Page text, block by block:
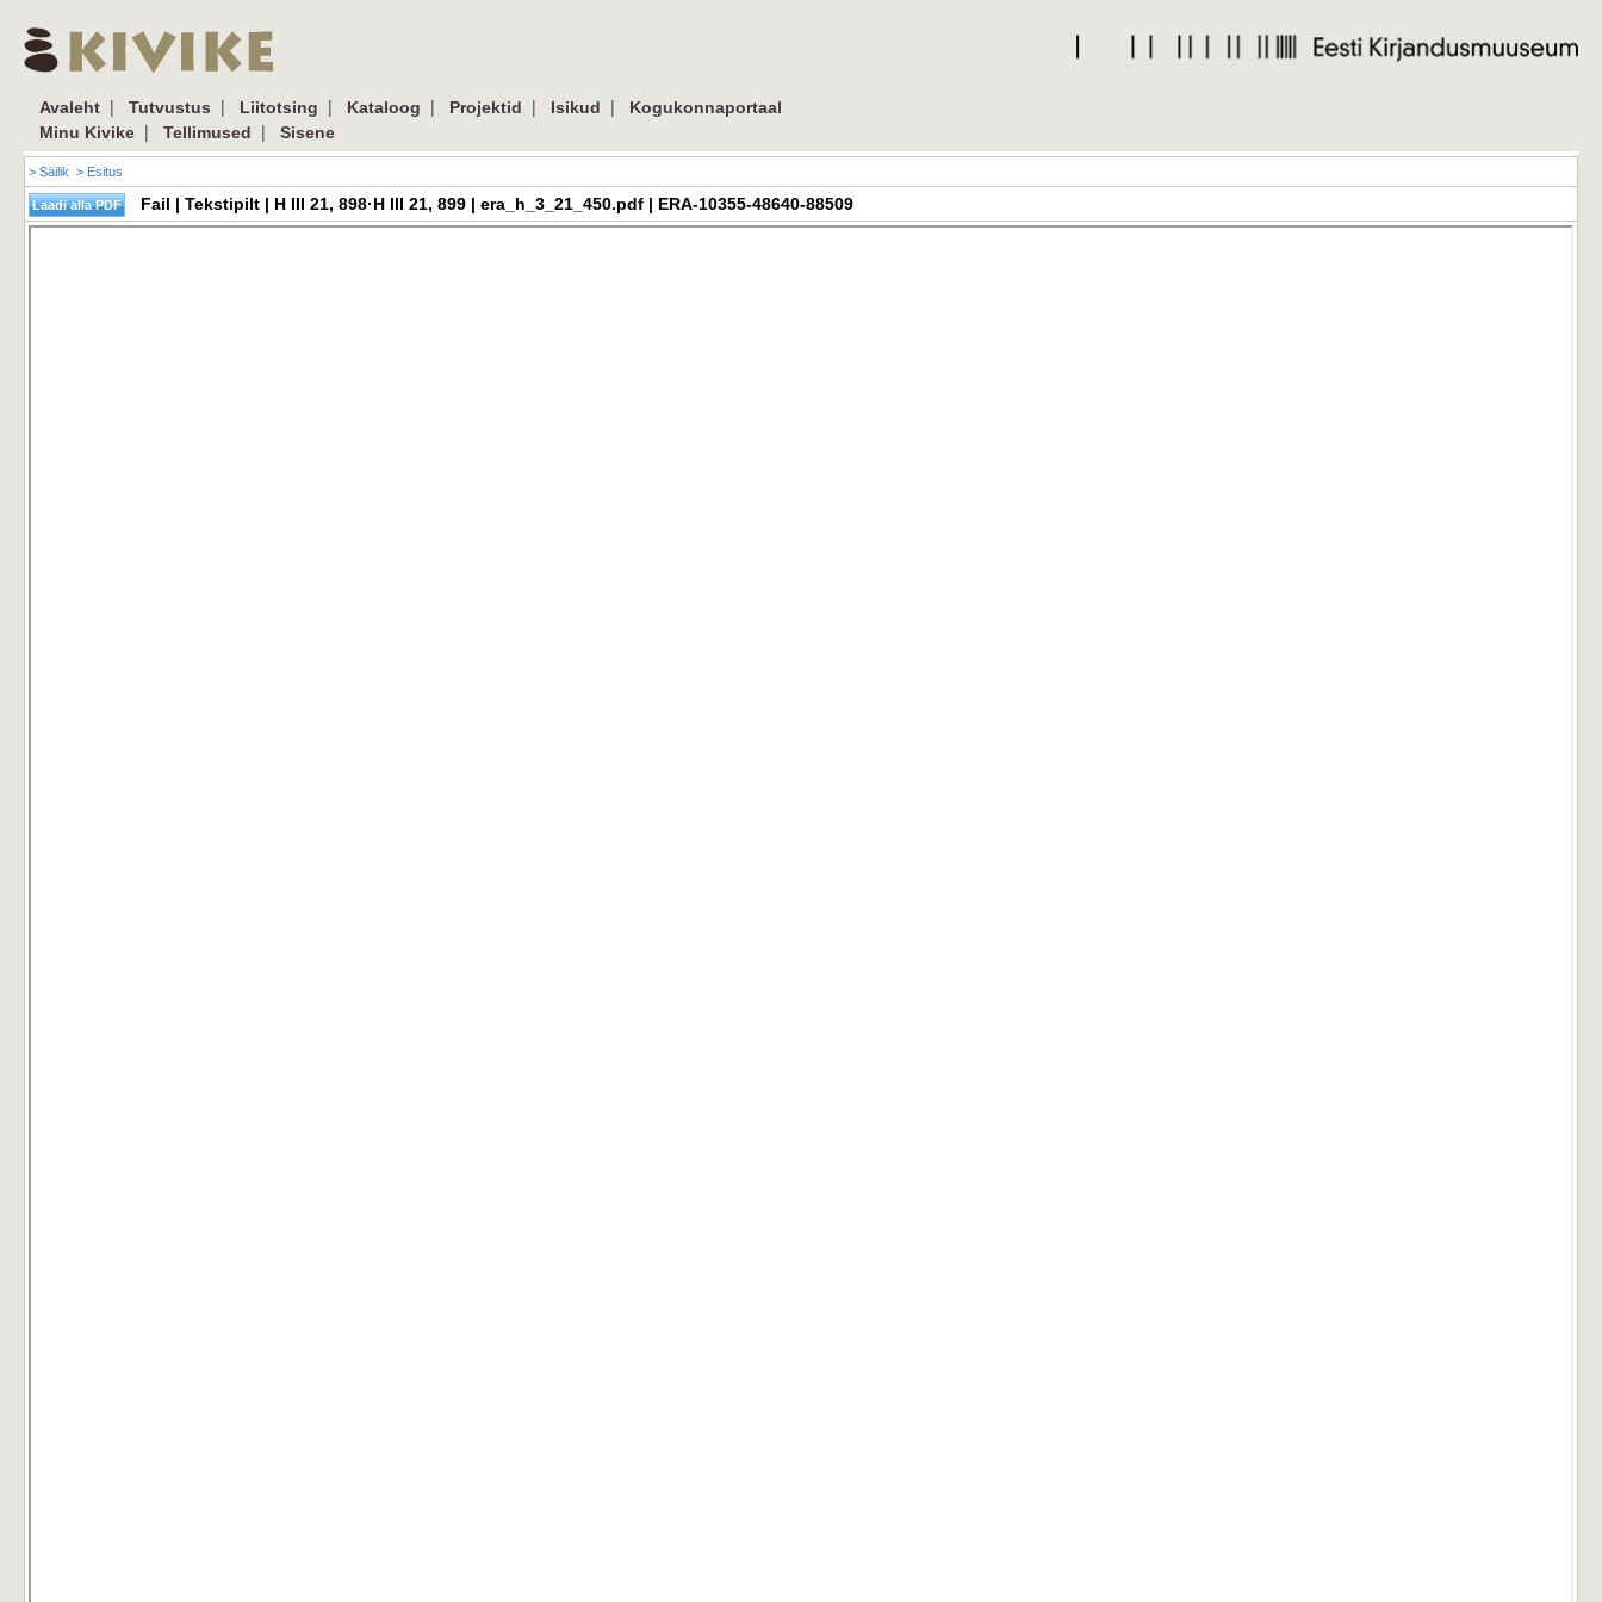
Avaleht | Tutvustus | Liitotsing | Kataloog | Projektid | Isikud |
Kogukonnaportaal
Minu Kivike | Tellimused | Sisene
> Säilik > Esitus
Fail | Tekstipilt | H III 21, 898·H III 21, 899 | era_h_3_21_450.pdf | ERA-10355-48640-88509